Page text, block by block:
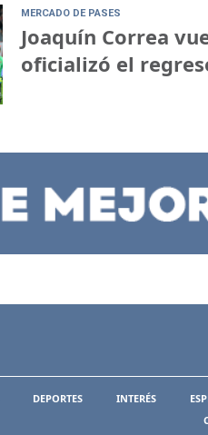
MERCADO DE PASES
Joaquín Correa
oficializó el
DEPORTES INTERÉS